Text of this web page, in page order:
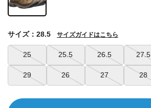
25 25.5 26.5 27.5
29 26 27 28
サイズ：28.5 サイズガイドはこちら